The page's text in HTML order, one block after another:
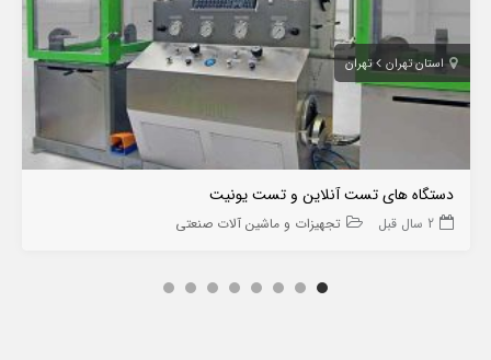
استان تهران تهران
دستگاه های تست آنلاین و تست یونیت
2 سال قبل تجهیزات و ماشین آلات صنعتی